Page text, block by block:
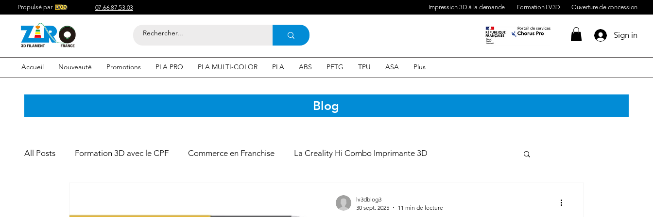
Propulsé par 07.66.87.53.03 Impression 3D à la demande Formation LV3D Ouverture de concession
Sign in
Accueil Nouveauté Promotions PLA PRO PLA MULTI-COLOR PLA ABS PETG TPU ASA Plus
Blog
All Posts Formation 3D avec le CPF Commerce en Franchise La Creality Hi Combo Imprimante 3D
lv3dblog3
30 sept. 2025
11 min de lecture